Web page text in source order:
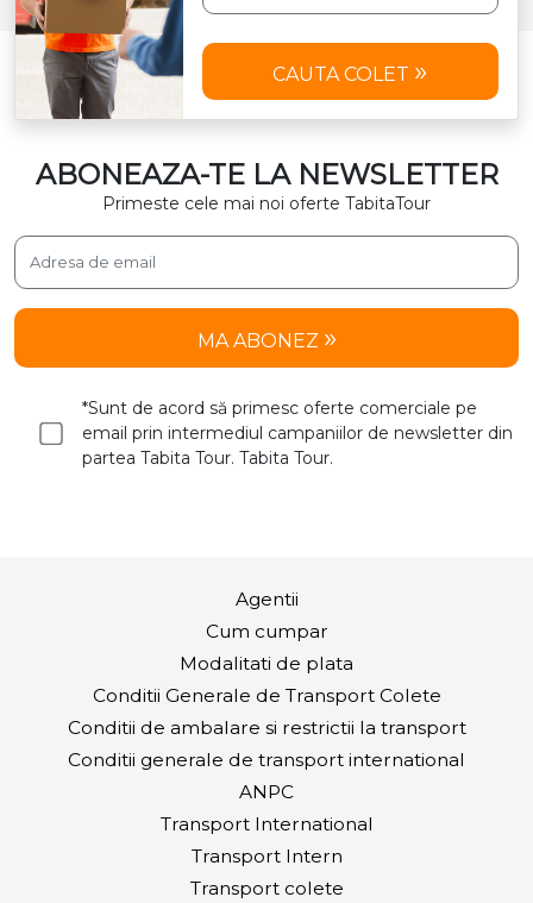
CAUTA COLET
ABONEAZA-TE LA NEWSLETTER
Primeste cele mai noi oferte TabitaTour
MA ABONEZ
*Sunt de acord să primesc oferte comerciale pe
email prin intermediul campaniilor de newsletter din
partea Tabita Tour. Tabita Tour.
Agentii
Cum cumpar
Modalitati de plata
Conditii Generale de Transport Colete
Conditii de ambalare si restrictii la transport
Conditii generale de transport international
ANPC
Transport International
Transport Intern
Transport colete